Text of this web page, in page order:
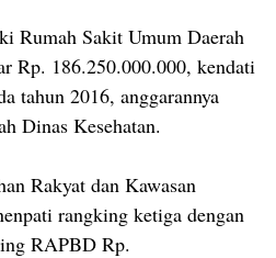
Rumah Sakit Umum Daerah
Rp. 186.250.000.000, kendati
tahun 2016, anggarannya
Dinas Kesehatan.
Rakyat dan Kawasan
rangking ketiga dengan
RAPBD Rp.